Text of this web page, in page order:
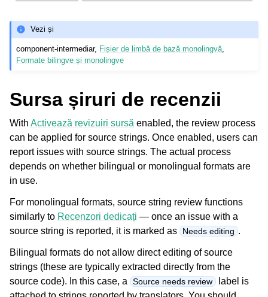
Vezi și
component-intermediar, Fișier de limbă de bază monolingvă
Formate bilingve și monolingve
Sursa șiruri de recenzii
With Activează revizuiri sursă enabled, the review process
can be applied for source strings. Once enabled, users can
report issues with source strings. The actual process
depends on whether bilingual or monolingual formats are
in use.
For monolingual formats, source string review functions
similarly to Recenzori dedicați — once an issue with a
source string is reported, it is marked as
Needs editing .
Bilingual formats do not allow direct editing of source
strings (these are typically extracted directly from the
source code). In this case, a
Source needs review label is